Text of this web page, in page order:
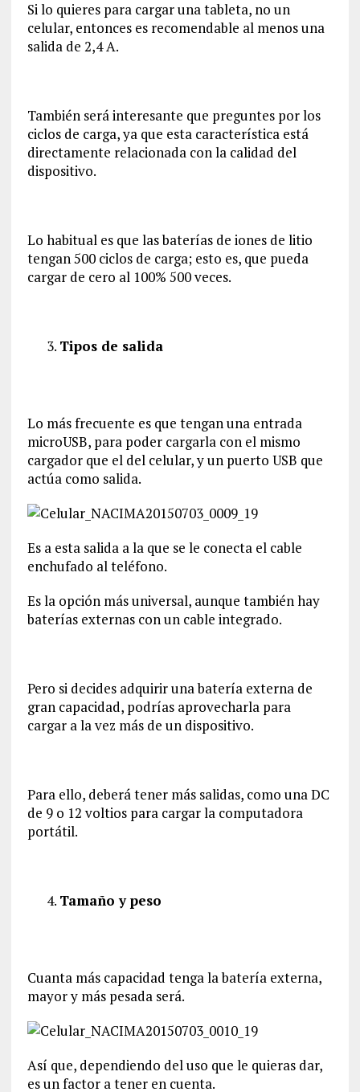
Si lo quieres para cargar una tableta, no un
celular, entonces es recomendable al menos una
salida de 2,4 A.
También será interesante que preguntes por los
ciclos de carga, ya que esta característica está
directamente relacionada con la calidad del
dispositivo.
Lo habitual es que las baterías de iones de litio
tengan 500 ciclos de carga; esto es, que pueda
cargar de cero al 100% 500 veces.
Tipos de salida
Lo más frecuente es que tengan una entrada
microUSB, para poder cargarla con el mismo
cargador que el del celular, y un puerto USB que
actúa como salida.
Es a esta salida a la que se le conecta el cable
enchufado al teléfono.
Es la opción más universal, aunque también hay
baterías externas con un cable integrado.
Pero si decides adquirir una batería externa de
gran capacidad, podrías aprovecharla para
cargar a la vez más de un dispositivo.
Para ello, deberá tener más salidas, como una DC
de 9 o 12 voltios para cargar la computadora
portátil.
Tamaño y peso
Cuanta más capacidad tenga la batería externa,
mayor y más pesada será.
Así que, dependiendo del uso que le quieras dar,
es un factor a tener en cuenta.